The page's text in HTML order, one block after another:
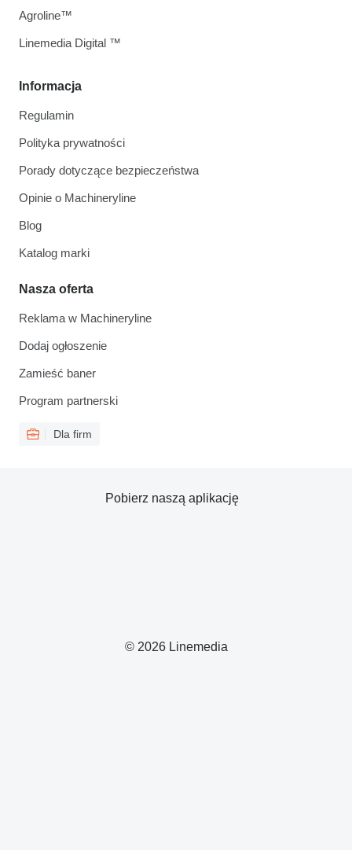
Informacja
Regulamin
Polityka prywatności
Porady dotyczące bezpieczeństwa
Opinie o Machineryline
Blog
Katalog marki
Nasza oferta
Reklama w Machineryline
Dodaj ogłoszenie
Zamieść baner
Program partnerski
Dla firm
Agroline™
Linemedia Digital ™
© 2026 Linemedia
Pobierz naszą aplikację